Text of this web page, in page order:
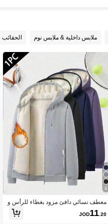
ملابس داخلية & ملابس نوم الحقائب
4
معطف نسائي دافئ مزود بغطاء للرأس و
سحاب - معطف رياضي دافئ مع جيوب، م
ناسب للجري والياقة البدنية والاستخدام ال
JOD11.20